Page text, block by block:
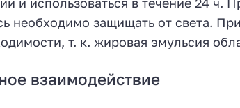
необходимо защищать от света.
т. к. жировая эмульсия
взаимодействие